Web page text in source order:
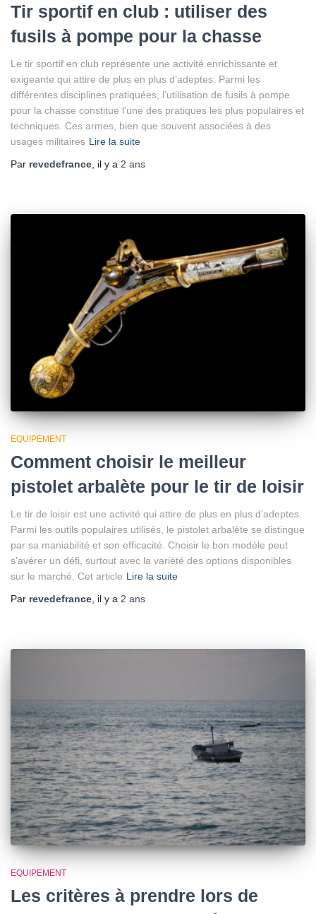
Tir sportif en club : utiliser des
fusils à pompe pour la chasse
Le tir sportif en club représente une activité enrichissante et
exigeante qui attire de plus en plus d’adeptes. Parmi les
différentes disciplines pratiquées, l’utilisation de fusils à pompe
pour la chasse constitue l’une des pratiques les plus populaires et
techniques. Ces armes, bien que souvent associées à des
usages militaires Lire la suite
Par revedefrance , il y a 2 ans
EQUIPEMENT
Comment choisir le meilleur
pistolet arbalète pour le tir de loisir
Le tir de loisir est une activité qui attire de plus en plus d’adeptes.
Parmi les outils populaires utilisés, le pistolet arbalète se distingue
par sa maniabilité et son efficacité. Choisir le bon modèle peut
s’avérer un défi, surtout avec la variété des options disponibles
sur le marché. Cet article Lire la suite
Par revedefrance , il y a 2 ans
EQUIPEMENT
Les critères à prendre lors de